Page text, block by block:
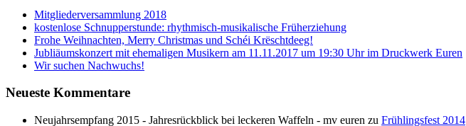
Mitgliederversammlung 2018
kostenlose Schnupperstunde: rhythmisch-musikalische Früherziehung
Frohe Weihnachten, Merry Christmas und Schéi Krëschtdeeg!
Jubliäumskonzert mit ehemaligen Musikern am 11.11.2017 um 19:30 Uhr im Druckwerk Euren
Wir suchen Nachwuchs!
Neueste Kommentare
Neujahrsempfang 2015 - Jahresrückblick bei leckeren Waffeln - mv euren zu Frühlingsfest 2014